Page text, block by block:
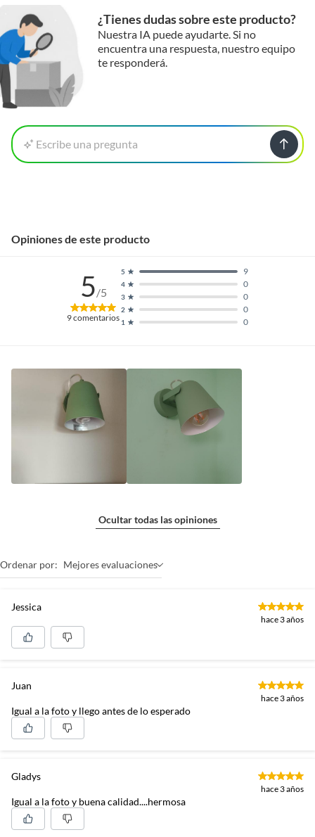
¿Tienes dudas sobre este producto?
Nuestra IA puede ayudarte. Si no
encuentra una respuesta, nuestro equipo
te responderá.
Escribe una pregunta
Opiniones de este producto
5/5
9comentarios 1 0
2 0
3 0
4 0
5 9
Ocultar todas las opiniones
Ordenar por: Mejores evaluaciones
Jessica
hace 3 años
Juan
hace 3 años
Igual a la foto y llego antes de lo esperado
Gladys
hace 3 años
Igual a la foto y buena calidad....hermosa